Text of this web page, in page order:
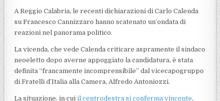
A Reggio Calabria, le recenti dichiarazioni di Carlo Calenda
su Francesco Cannizzaro hanno scatenato un’ondata di
reazioni nel panorama politico.
La vicenda, che vede Calenda criticare aspramente il sindaco
neoeletto dopo averne appoggiato la candidatura, è stata
definita “francamente incomprensibile” dal vicecapogruppo
di Fratelli d’Italia alla Camera, Alfredo Antoniozzi.
La situazione, in cuiil centrodestra si conferma vincente,